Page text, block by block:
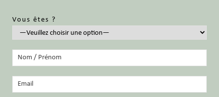
Vous êtes ?